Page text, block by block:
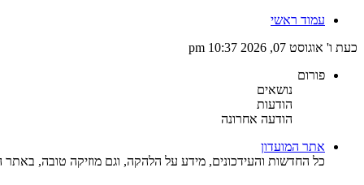
עמוד ראשי
כעת ו' אוגוסט 07, 2026 10:37 pm
פורום
נושאים
הודעות
הודעה אחרונה
אתר המועדון
כל החדשות והעידכונים, מידע על הלהקה, וגם מוזיקה טובה, באתר